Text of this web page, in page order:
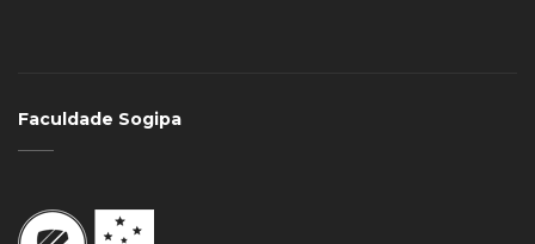
Faculdade Sogipa